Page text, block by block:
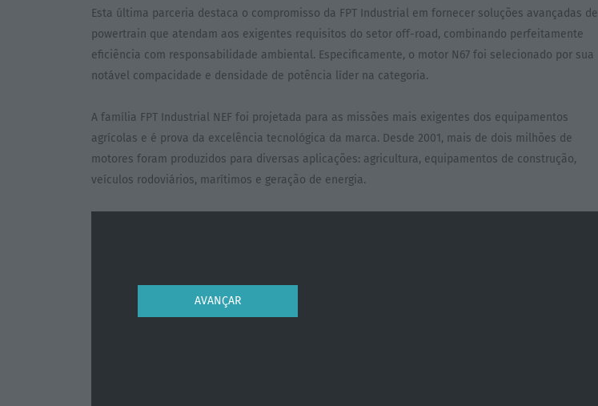
AVANÇAR
Esta última parceria destaca o compromisso da FPT Industrial em fornecer soluções avançadas de
powertrain que atendam aos exigentes requisitos do setor off-road, combinando perfeitamente
eficiência com responsabilidade ambiental. Especificamente, o motor N67 foi selecionado por sua
notável compacidade e densidade de potência líder na categoria.
A família FPT Industrial NEF foi projetada para as missões mais exigentes dos equipamentos
agrícolas e é prova da excelência tecnológica da marca. Desde 2001, mais de dois milhões de
motores foram produzidos para diversas aplicações: agricultura, equipamentos de construção,
veículos rodoviários, marítimos e geração de energia.